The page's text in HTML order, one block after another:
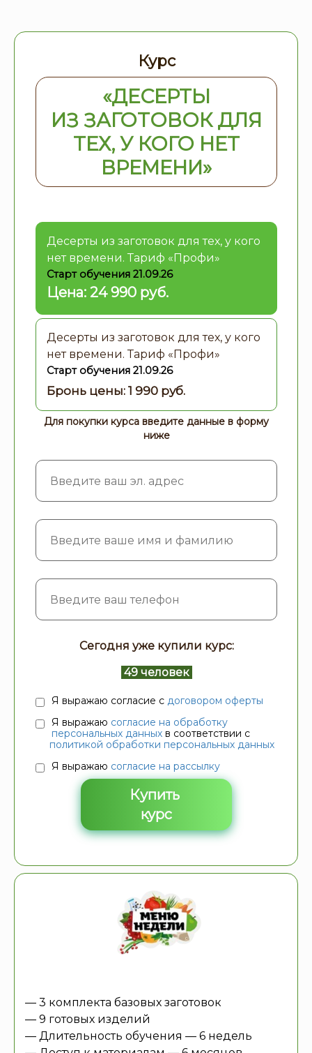
Курс
«ДЕСЕРТЫ
ИЗ ЗАГОТОВОК ДЛЯ
ТЕХ, У КОГО НЕТ
ВРЕМЕНИ»
Десерты из заготовок для тех, у кого
нет времени. Тариф «Профи»
Старт обучения 21.09.26
24 990 руб.
Десерты из заготовок для тех, у кого
нет времени. Тариф «Профи»
Старт обучения 21.09.26
Для покупки курса введите данные в форму
ниже
Сегодня уже купили курс:
49 человек
Я выражаю согласие с договором оферты
Я выражаю согласие на обработку
персональных данных в соответствии с
политикой обработки персональных данных
Я выражаю согласие на рассылку
Купить
курс
— 3 комплекта базовых заготовок
— 9 готовых изделий
— Длительность обучения — 6 недель